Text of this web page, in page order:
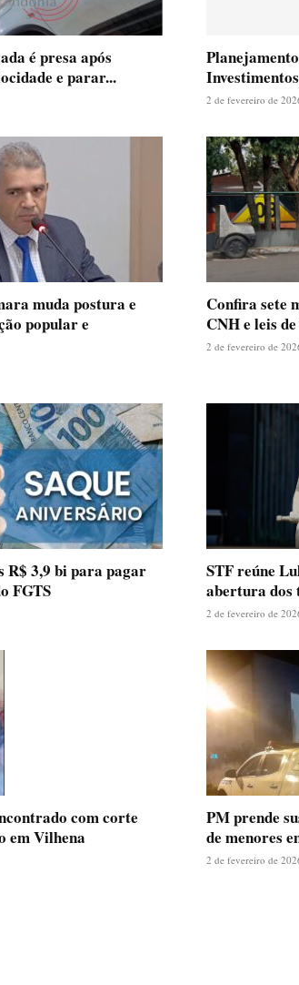
é presa após
e parar...
2 de fevereiro de
muda postura e
popular e
Confira sete
CNH e leis
2 de fevereiro de
R$ 3,9 bi para pagar
FGTS
STF reúne
abertura dos
2 de fevereiro de
com corte
em Vilhena
PM prende
de menores
2 de fevereiro de